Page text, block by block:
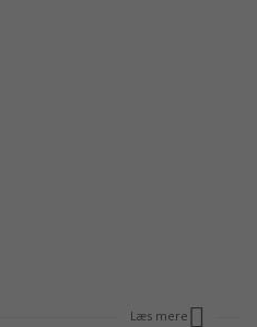
Læs mere